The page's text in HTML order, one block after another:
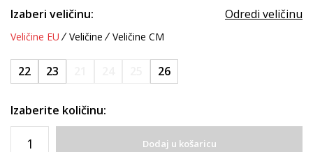
Izaberi veličinu: Odredi veličinu
Veličine EU Veličine Veličine CM
22 23 26
Izaberite količinu:
Dodaj u košaricu